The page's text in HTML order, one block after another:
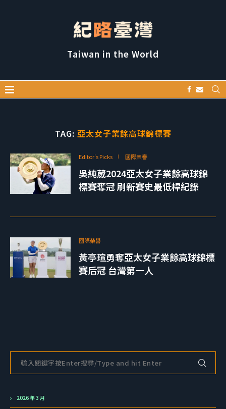
Taiwan in the World
TAG: 亞太女子業餘高球錦標賽
Editor's Picks 國際榮譽
吳純葳2024亞太女子業餘高球錦
標賽奪冠 刷新賽史最低桿紀錄
國際榮譽
黃亭瑄勇奪亞太女子業餘高球錦標
賽后冠 台灣第一人
2026 年 3 月